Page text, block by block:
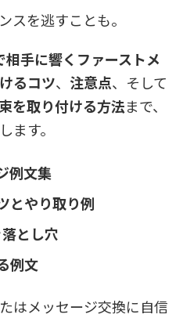
スを逃すことも。
相手に響くファーストメ
るコツ、 注意点、そして
を取り付ける方法まで、
ます。
例文集
とやり取り例
とし穴
例文
はメッセージ交換に自信